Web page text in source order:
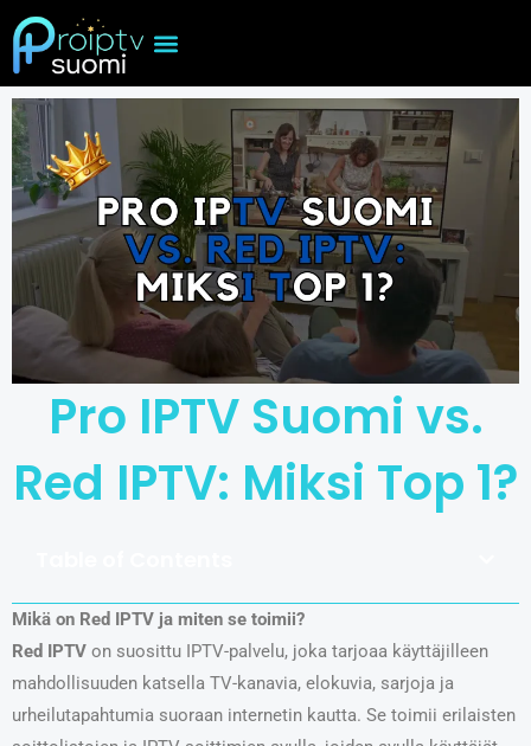
Skip
to
content
Pro IPTV Suomi vs.
Red IPTV: Miksi Top 1?
Mikä on Red IPTV ja miten se toimii?
Red IPTV on suosittu IPTV-palvelu, joka tarjoaa käyttäjilleen
mahdollisuuden katsella TV-kanavia, elokuvia, sarjoja ja
urheilutapahtumia suoraan internetin kautta. Se toimii erilaisten